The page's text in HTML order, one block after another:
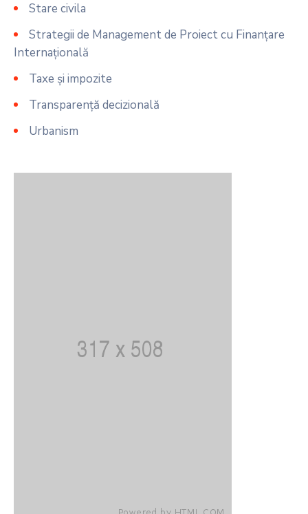
Stare civila
Strategii de Management de Proiect cu Finanțare
Internațională
Taxe și impozite
Transparență decizională
Urbanism